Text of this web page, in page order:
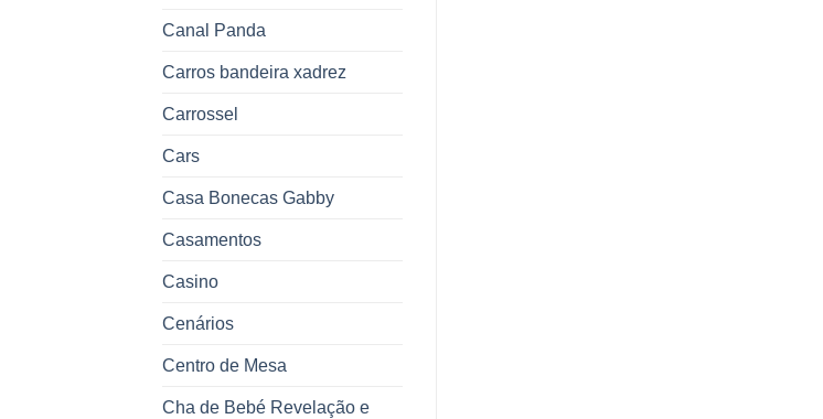
Canal Panda
Carros bandeira xadrez
Carrossel
Cars
Casa Bonecas Gabby
Casamentos
Casino
Cenários
Centro de Mesa
Cha de Bebé Revelação e